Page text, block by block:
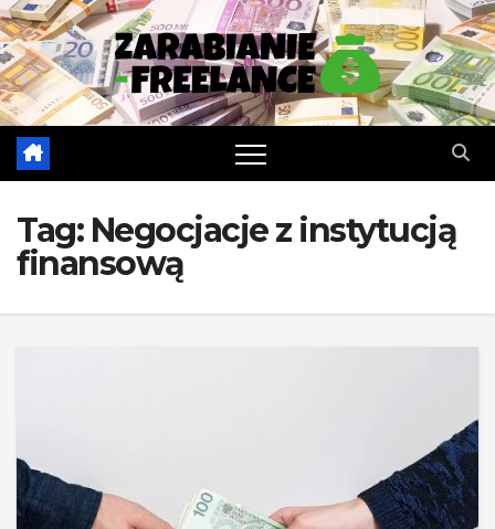
Skip
to
content
Tag: Negocjacje z instytucją
finansową